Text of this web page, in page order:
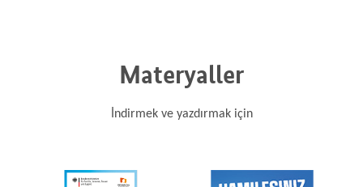
Materyaller
İndirmek ve yazdırmak için